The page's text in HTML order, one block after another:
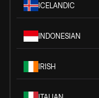
ICELANDIC
INDONESIAN
IRISH